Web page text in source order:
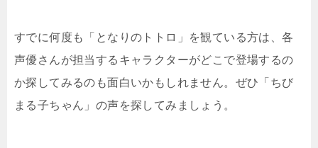
すでに何度も「となりのトトロ」を観ている方は、各
声優さんが担当するキャラクターがどこで登場するの
か探してみるのも面白いかもしれません。ぜひ「ちび
まる子ちゃん」の声を探してみましょう。